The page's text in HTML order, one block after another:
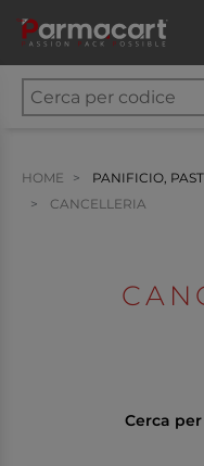
HOME
PANIFICIO,
CANCELLERIA
Cerca